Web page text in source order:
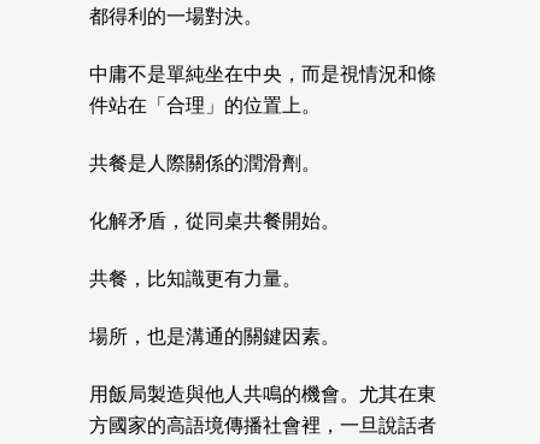
都得利的一場對決。
中庸不是單純坐在中央，而是視情況和條
件站在「合理」的位置上。
共餐是人際關係的潤滑劑。
化解矛盾，從同桌共餐開始。
共餐，比知識更有力量。
場所，也是溝通的關鍵因素。
用飯局製造與他人共鳴的機會。尤其在東
方國家的高語境傳播社會裡，一旦說話者